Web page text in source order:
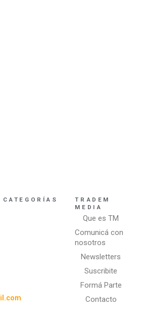
CATEGORÍAS
TRADEM
MEDIA
Que es TM
Comunicá con
nosotros
Newsletters
Suscribite
Formá Parte
Contacto